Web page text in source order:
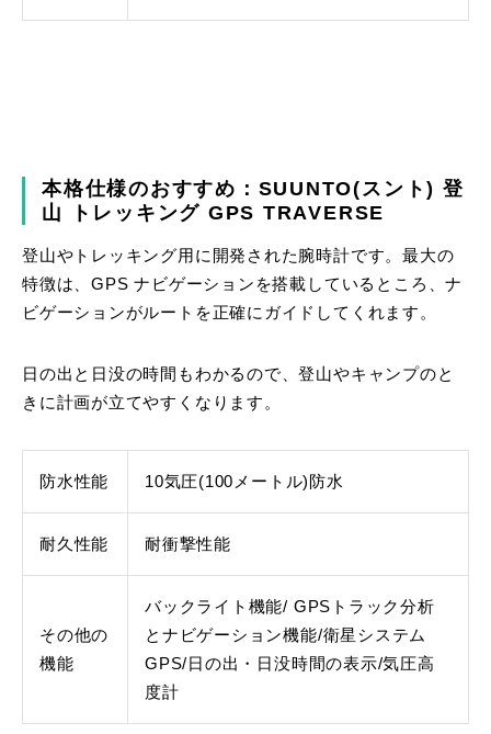
本格仕様のおすすめ：SUUNTO(スント) 登
山 トレッキング GPS TRAVERSE
登山やトレッキング用に開発された腕時計です。最大の
特徴は、GPS ナビゲーションを搭載しているところ、ナ
ビゲーションがルートを正確にガイドしてくれます。
日の出と日没の時間もわかるので、登山やキャンプのと
きに計画が立てやすくなります。
防水性能 10気圧(100メートル)防水
耐久性能 耐衝撃性能
その他の
機能
バックライト機能/ GPSトラック分析
とナビゲーション機能/衛星システム
GPS/日の出・日没時間の表示/気圧高
度計